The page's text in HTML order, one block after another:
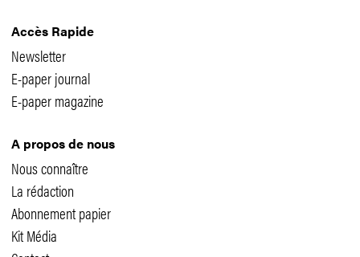
Accès Rapide
Newsletter
E-paper journal
E-paper magazine
A propos de nous
Nous connaître
La rédaction
Abonnement papier
Kit Média